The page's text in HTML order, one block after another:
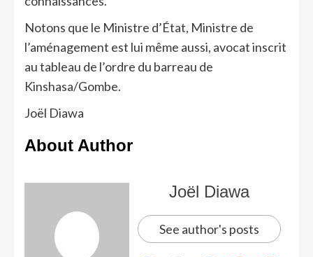
Notons que le Ministre d’État, Ministre de
l’aménagement est lui même aussi, avocat inscrit
au tableau de l’ordre du barreau de
Kinshasa/Gombe.
Joël Diawa
About Author
Joël Diawa
See author's posts